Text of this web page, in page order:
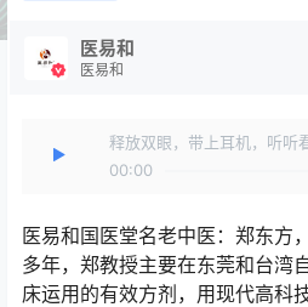
医易和
医易和
释放双眼，带上耳机，听听
00:00
医易和国医堂名老中医：郑东方
多年，郑教授主要在东莞和台湾
床运用的有效方剂，用现代高科